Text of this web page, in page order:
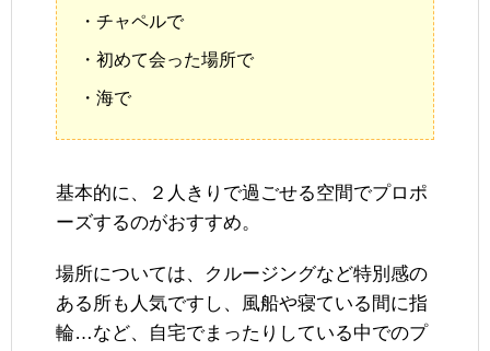
・チャペルで
・初めて会った場所で
・海で
基本的に、２人きりで過ごせる空間でプロポ
ーズするのがおすすめ。
場所については、クルージングなど特別感の
ある所も人気ですし、風船や寝ている間に指
輪…など、自宅でまったりしている中でのプ